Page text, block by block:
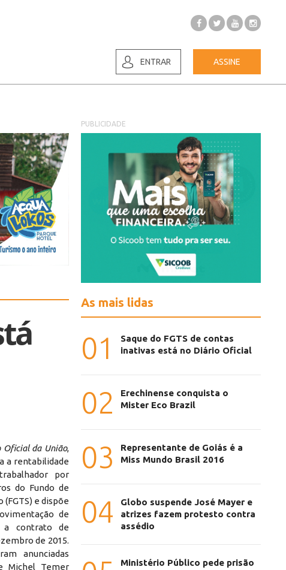
ENTRAR ASSINE
Oficial da União,
a rentabilidade
por
do Fundo de
e dispõe
de
a contrato de
de 2015.
anunciadas
Michel Temer
PUBLICIDADE
As mais lidas
01
Saque do FGTS de contas
inativas está no Diário Oficial
02
Erechinense conquista o
Mister Eco Brazil
03
Representante de Goiás é a
Miss Mundo Brasil 2016
04
Globo suspende José Mayer e
atrizes fazem protesto contra
assédio
Ministério Público pede prisão